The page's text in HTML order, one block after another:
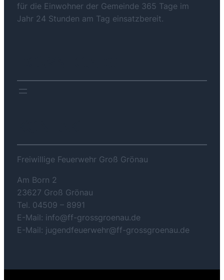
für die Einwohner der Gemeinde 365 Tage im
Jahr 24 Stunden am Tag einsatzbereit.
Freiwillige Feuerwehr Groß Grönau
Am Born 2
23627 Groß Grönau
Tel. 04509 – 8991
E-Mail: info@ff-grossgroenau.de
E-Mail: jugendfeuerwehr@ff-grossgroenau.de